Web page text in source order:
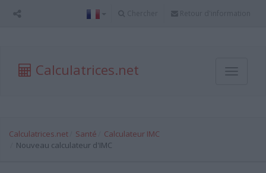
Calculatrices.net
Toggle
Calculatrices.net Santé
Calculateur IMC
Nouveau calculateur d'IMC